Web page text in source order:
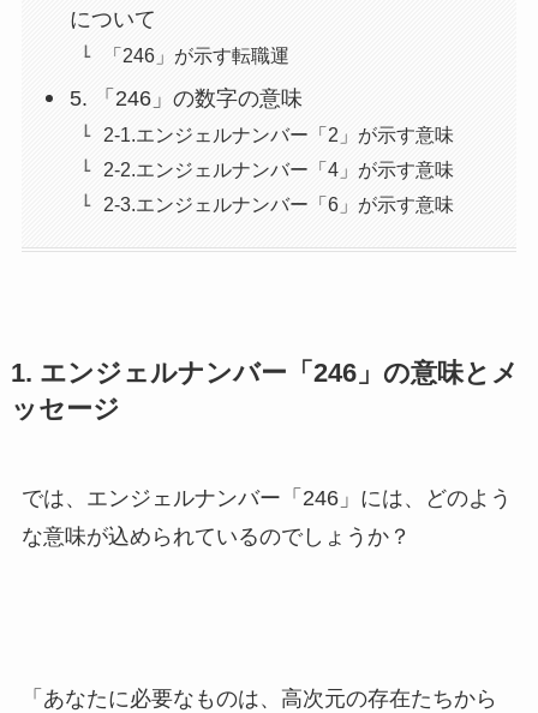
について
「246」が示す転職運
5. 「246」の数字の意味
2-1.エンジェルナンバー「2」が示す意味
2-2.エンジェルナンバー「4」が示す意味
2-3.エンジェルナンバー「6」が示す意味
1. エンジェルナンバー「246」の意味とメ
ッセージ
では、エンジェルナンバー「246」には、どのよう
な意味が込められているのでしょうか？
「あなたに必要なものは、高次元の存在たちから